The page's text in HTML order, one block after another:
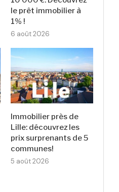
le prêt immobilier à
1% !
6 août 2026
Immobilier près de
Lille: découvrez les
prix surprenants de 5
communes!
5 août 2026